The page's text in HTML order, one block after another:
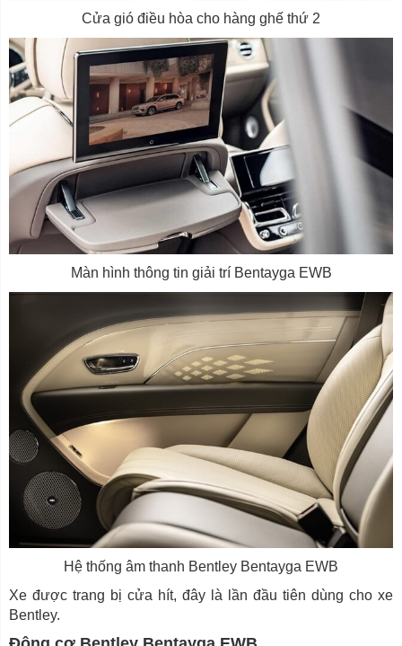
Cửa gió điều hòa cho hàng ghế thứ 2
Màn hình thông tin giải trí Bentayga EWB
Hệ thống âm thanh Bentley Bentayga EWB
Xe được trang bị cửa hít, đây là lần đầu tiên dùng cho xe
Bentley.